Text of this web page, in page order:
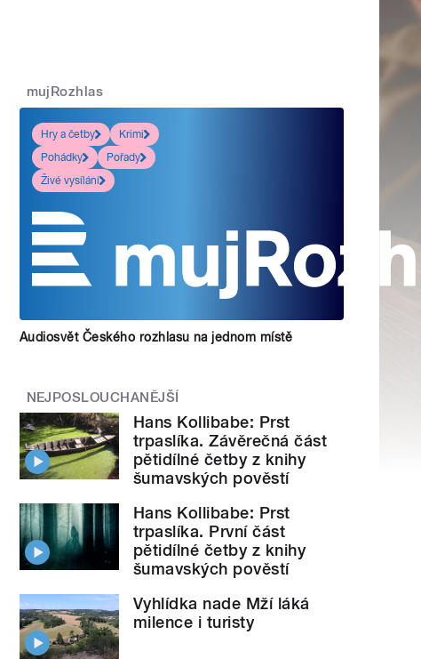
mujRozhlas
Hry a četby
Krimi
Pohádky
Pořady
Živé vysílání
Audiosvět Českého rozhlasu na jednom místě
NEJPOSLOUCHANĚJŠÍ
Hans Kollibabe: Prst
trpaslíka. Závěrečná část
pětidílné četby z knihy
šumavských pověstí
Hans Kollibabe: Prst
trpaslíka. První část
pětidílné četby z knihy
šumavských pověstí
Vyhlídka nade Mží láká
milence i turisty